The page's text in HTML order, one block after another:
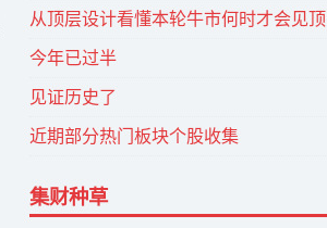
从顶层设计看懂本轮牛市何时才会见顶
今年已过半
见证历史了
近期部分热门板块个股收集
集财种草